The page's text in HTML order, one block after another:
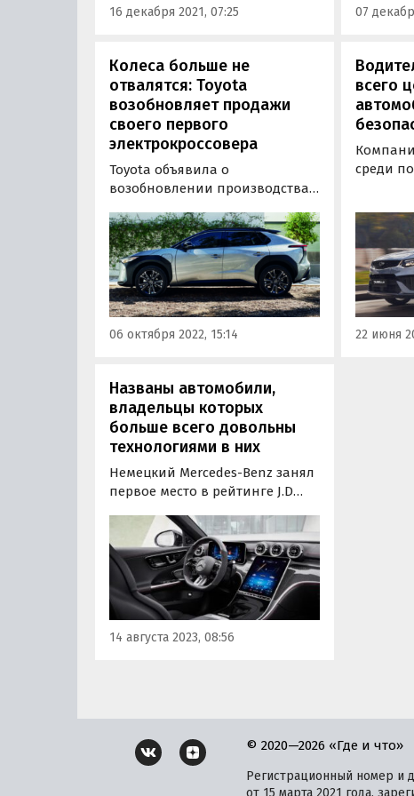
16 декабря 2021, 07:25 07
Колеса больше не
отвалятся: Toyota
возобновляет продажи
своего первого
электрокроссовера
Toyota объявила о
возобновлении производства
bZ4X. Японский автогигант
устранил дефект с колесами,
который представлял
серьезную угрозу безопасности.
06 октября 2022, 15:14
всего
среди
больше
приняли
человек
России.
22 июня
Названы автомобили,
владельцы которых
больше всего довольны
технологиями в них
Немецкий Mercedes-Benz занял
первое место в рейтинге J.D
Index (TXI). Этот список
отражает уровень
удовлетворенности
владельцев транспортных
средств различными типами
новых и передовых
технологий, которыми
14 августа 2023, 08:56
© 2020—2026 «Где и что»
Регистрационный номер и
от 15 марта 2021 года,